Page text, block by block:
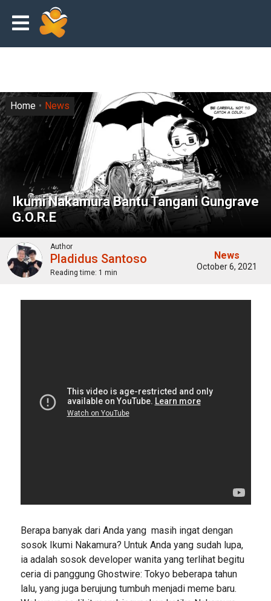
Ikumi Nakamura Bantu Tangani Gungrave
G.O.R.E
Home News
Author
Pladidus Santoso
Reading time: 1 min
News
October 6, 2021
Berapa banyak dari Anda yang masih ingat dengan
sosok Ikumi Nakamura? Untuk Anda yang sudah lupa,
ia adalah sosok developer wanita yang terlihat begitu
ceria di panggung Ghostwire: Tokyo beberapa tahun
lalu, yang juga berujung tumbuh menjadi meme baru.